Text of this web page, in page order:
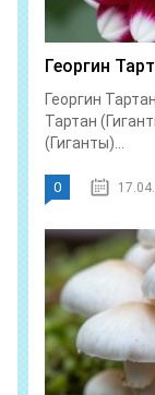
Георгин
Георгин
Тартан
(Гиганты)...
0